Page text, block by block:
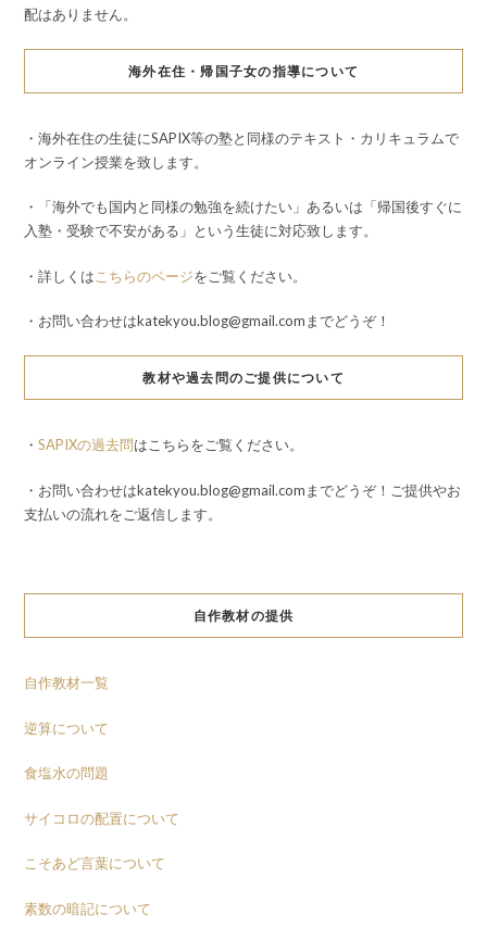
配はありません。
海外在住・帰国子女の指導について
・海外在住の生徒にSAPIX等の塾と同様のテキスト・カリキュラムで
オンライン授業を致します。
・「海外でも国内と同様の勉強を続けたい」あるいは「帰国後すぐに
入塾・受験で不安がある」という生徒に対応致します。
・詳しくは こちらのページをご覧ください。
・お問い合わせはkatekyou.blog@gmail.comまでどうぞ！
教材や過去問のご提供について
・ SAPIXの過去問はこちらをご覧ください。
・お問い合わせはkatekyou.blog@gmail.comまでどうぞ！ご提供やお
支払いの流れをご返信します。
自作教材の提供
自作教材一覧
逆算について
食塩水の問題
サイコロの配置について
こそあど言葉について
素数の暗記について